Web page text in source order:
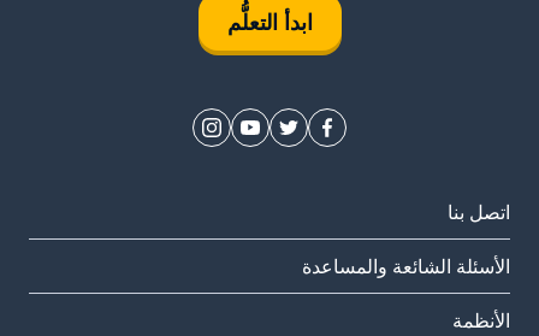
ابدأ التعلُّم
اتصل بنا
الأسئلة الشائعة والمساعدة
الأنظمة